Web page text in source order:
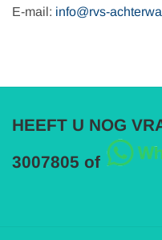
E-mail: info@rvs-
HEEFT U NOG
3007805 of